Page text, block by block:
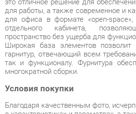
гарнитур, отвечающий всем
так и функционалу. Фурнитура
многократной сборки.
Условия покупки
Благодаря качественным фото,
о характеристиках и параметрах, а
покупателей маркетплэйса «Офисная
Zoom 03 Темный дуб» категории
со скидкой и гарантией от